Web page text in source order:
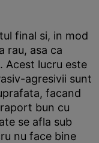
final si, in mod
rau, asa ca
Acest lucru este
agresivii sunt
facand
bun cu
se afla sub
nu face bine